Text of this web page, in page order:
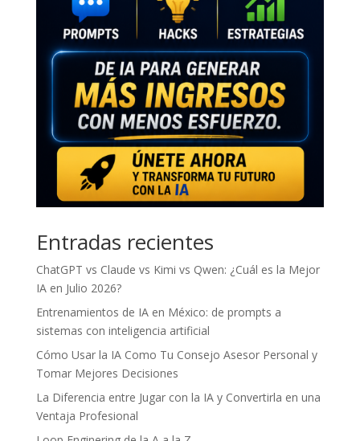
Entradas recientes
ChatGPT vs Claude vs Kimi vs Qwen: ¿Cuál es la Mejor
IA en Julio 2026?
Entrenamientos de IA en México: de prompts a
sistemas con inteligencia artificial
Cómo Usar la IA Como Tu Consejo Asesor Personal y
Tomar Mejores Decisiones
La Diferencia entre Jugar con la IA y Convertirla en una
Ventaja Profesional